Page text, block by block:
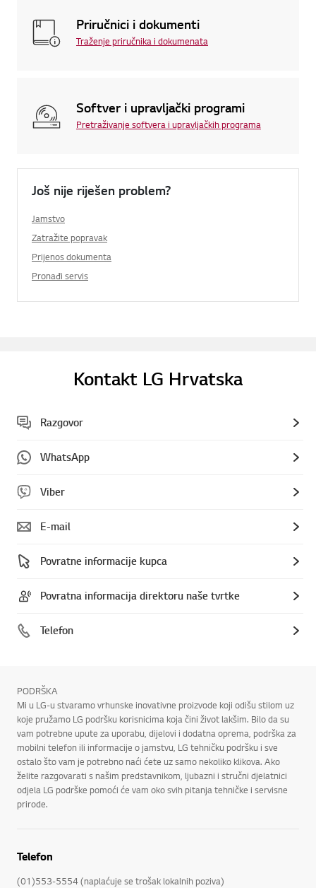
Priručnici i dokumenti
Traženje priručnika i dokumenata
Softver i upravljački programi
Pretraživanje softvera i upravljačkih programa
Još nije riješen problem?
Jamstvo
Zatražite popravak
Prijenos dokumenta
Pronađi servis
Kontakt LG Hrvatska
Razgovor
WhatsApp
Viber
E-mail
Povratne informacije kupca
Povratna informacija direktoru naše tvrtke
Telefon
PODRŠKA
Mi u LG-u stvaramo vrhunske inovativne proizvode koji odišu stilom uz
koje pružamo LG podršku korisnicima koja čini život lakšim. Bilo da su
vam potrebne upute za uporabu, dijelovi i dodatna oprema, podrška za
mobilni telefon ili informacije o jamstvu, LG tehničku podršku i sve
ostalo što vam je potrebno naći ćete uz samo nekoliko klikova. Ako
želite razgovarati s našim predstavnikom, ljubazni i stručni djelatnici
odjela LG podrške pomoći će vam oko svih pitanja tehničke i servisne
prirode.
Telefon
(01)553-5554 (naplaćuje se trošak lokalnih poziva)